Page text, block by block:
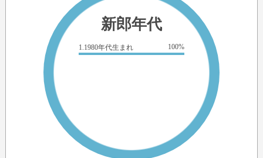
新郎年代
1.1980年代生まれ 100%